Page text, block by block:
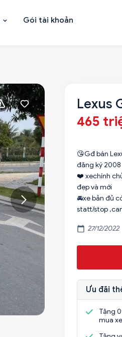
Gói tài khoản
Lexus
465
😘Gđ bán
đăng ký 2008
❤️ xechính
đẹp và mới
🚘xe bản đủ
statt/stop
27/12/2022
Ưu đãi
Tặng
mua